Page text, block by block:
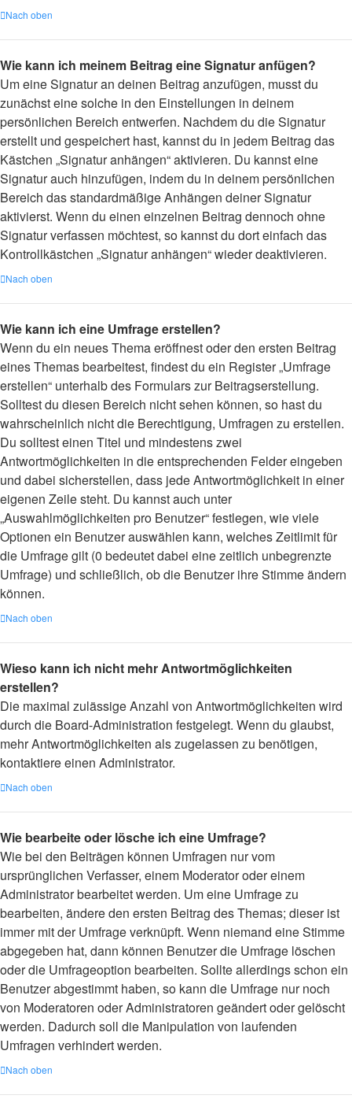
Nach oben
Wie kann ich meinem Beitrag eine Signatur anfügen?
Um eine Signatur an deinen Beitrag anzufügen, musst du
zunächst eine solche in den Einstellungen in deinem
persönlichen Bereich entwerfen. Nachdem du die Signatur
erstellt und gespeichert hast, kannst du in jedem Beitrag das
Kästchen „Signatur anhängen“ aktivieren. Du kannst eine
Signatur auch hinzufügen, indem du in deinem persönlichen
Bereich das standardmäßige Anhängen deiner Signatur
aktivierst. Wenn du einen einzelnen Beitrag dennoch ohne
Signatur verfassen möchtest, so kannst du dort einfach das
Kontrollkästchen „Signatur anhängen“ wieder deaktivieren.
Nach oben
Wie kann ich eine Umfrage erstellen?
Wenn du ein neues Thema eröffnest oder den ersten Beitrag
eines Themas bearbeitest, findest du ein Register „Umfrage
erstellen“ unterhalb des Formulars zur Beitragserstellung.
Solltest du diesen Bereich nicht sehen können, so hast du
wahrscheinlich nicht die Berechtigung, Umfragen zu erstellen.
Du solltest einen Titel und mindestens zwei
Antwortmöglichkeiten in die entsprechenden Felder eingeben
und dabei sicherstellen, dass jede Antwortmöglichkeit in einer
eigenen Zeile steht. Du kannst auch unter
„Auswahlmöglichkeiten pro Benutzer“ festlegen, wie viele
Optionen ein Benutzer auswählen kann, welches Zeitlimit für
die Umfrage gilt (0 bedeutet dabei eine zeitlich unbegrenzte
Umfrage) und schließlich, ob die Benutzer ihre Stimme ändern
können.
Nach oben
Wieso kann ich nicht mehr Antwortmöglichkeiten
erstellen?
Die maximal zulässige Anzahl von Antwortmöglichkeiten wird
durch die Board-Administration festgelegt. Wenn du glaubst,
mehr Antwortmöglichkeiten als zugelassen zu benötigen,
kontaktiere einen Administrator.
Nach oben
Wie bearbeite oder lösche ich eine Umfrage?
Wie bei den Beiträgen können Umfragen nur vom
ursprünglichen Verfasser, einem Moderator oder einem
Administrator bearbeitet werden. Um eine Umfrage zu
bearbeiten, ändere den ersten Beitrag des Themas; dieser ist
immer mit der Umfrage verknüpft. Wenn niemand eine Stimme
abgegeben hat, dann können Benutzer die Umfrage löschen
oder die Umfrageoption bearbeiten. Sollte allerdings schon ein
Benutzer abgestimmt haben, so kann die Umfrage nur noch
von Moderatoren oder Administratoren geändert oder gelöscht
werden. Dadurch soll die Manipulation von laufenden
Umfragen verhindert werden.
Nach oben